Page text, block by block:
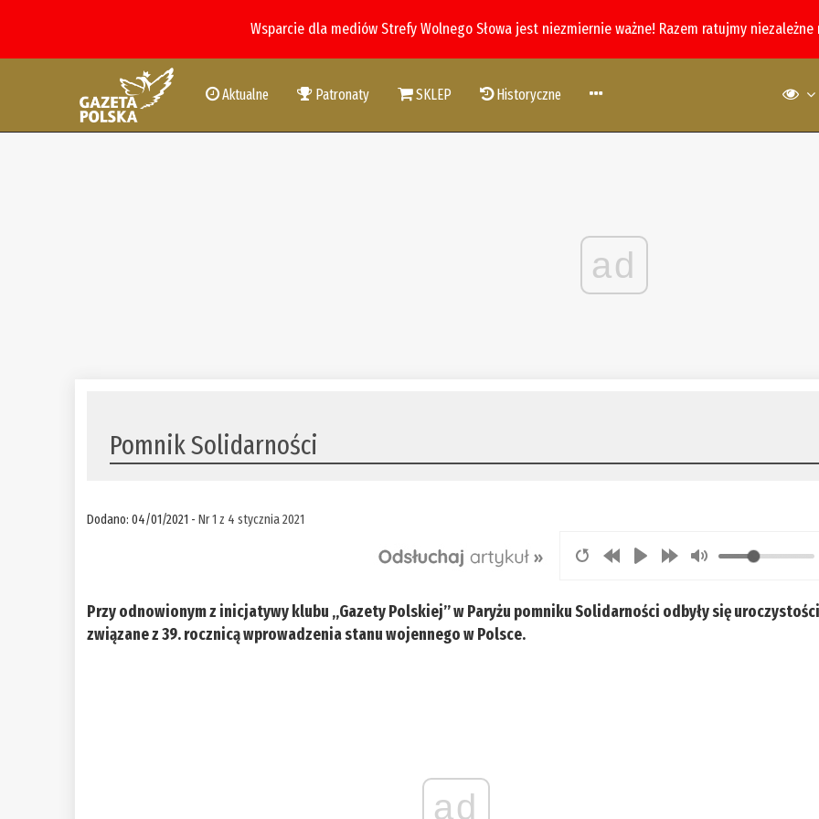
Wsparcie dla mediów Strefy Wolnego Słowa jest niezmiernie ważne! Razem ratujmy
Aktualne Patronaty SKLEP Historyczne
ad
Pomnik Solidarności
Dodano: 04/01/2021 -Nr 1 z 4 stycznia 2021
Przy odnowionym z inicjatywy klubu „Gazety Polskiej” w Paryżu pomniku Solidarności odbyły się
związane z 39. rocznicą wprowadzenia stanu wojennego w Polsce.
ad